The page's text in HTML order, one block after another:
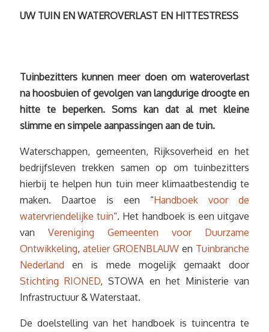
UW TUIN EN WATEROVERLAST EN HITTESTRESS
Tuinbezitters kunnen meer doen om wateroverlast
na hoosbuien of gevolgen van langdurige droogte en
hitte te beperken. Soms kan dat al met kleine
slimme en simpele aanpassingen aan de tuin.
Waterschappen, gemeenten, Rijksoverheid en het
bedrijfsleven trekken samen op om tuinbezitters
hierbij te helpen hun tuin meer klimaatbestendig te
maken. Daartoe is een “Handboek voor de
watervriendelijke tuin“. Het handboek is een uitgave
van Vereniging Gemeenten voor Duurzame
Ontwikkeling, atelier GROENBLAUW en Tuinbranche
Nederland en is mede mogelijk gemaakt door
Stichting RIONED, STOWA en het Ministerie van
Infrastructuur & Waterstaat.
De doelstelling van het handboek is tuincentra te